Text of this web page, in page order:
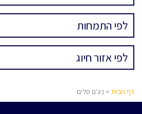
דף הבית > ניג'ם סלים